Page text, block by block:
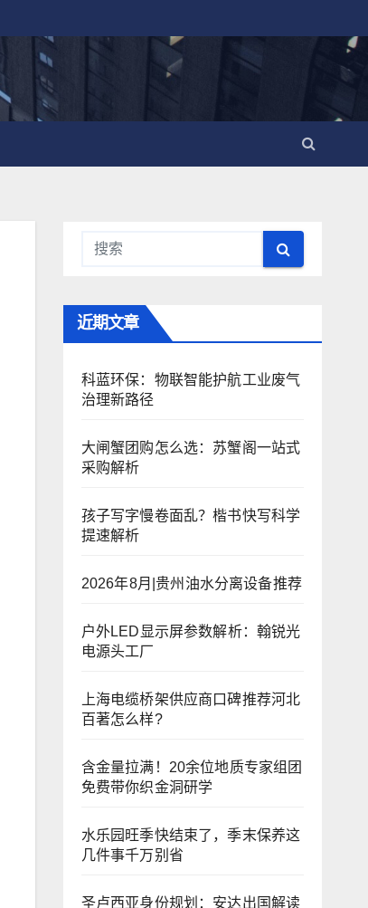
近期文章
科蓝环保：物联智能护航工业废气
治理新路径
大闸蟹团购怎么选：苏蟹阁一站式
采购解析
孩子写字慢卷面乱？楷书快写科学
提速解析
2026年8月|贵州油水分离设备推荐
户外LED显示屏参数解析：翰锐光
电源头工厂
上海电缆桥架供应商口碑推荐河北
百著怎么样?
含金量拉满！20余位地质专家组团
免费带你织金洞研学
水乐园旺季快结束了，季末保养这
几件事千万别省
圣卢西亚身份规划：安达出国解读